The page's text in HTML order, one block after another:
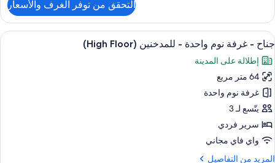
غرفة
كلاسيكية
-
سريران
فرديان
منفصلان
للمدخنين
التحقق من توفر الغرف والأسعار
استعراض
جميع
صور
جناح
-
غرفة
نوم
واحدة
11
جناح - غرفة نوم واحدة - للمدخنين (High Floor)
إطلالة على المدينة
64 متر مربع
غرفة نوم واحدة
يتّسع لـ 3
سرير فردي
واي فاي مجاني
المزيد من التفاصيل
المزيد